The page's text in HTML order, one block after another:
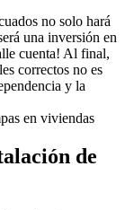
no solo hará
una inversión en
cuenta! Al final,
correctos no es
y la
de